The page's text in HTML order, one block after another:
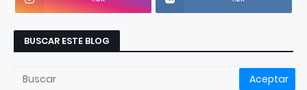
BUSCAR ESTE BLOG